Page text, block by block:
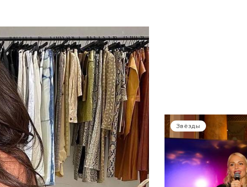
Звёзды